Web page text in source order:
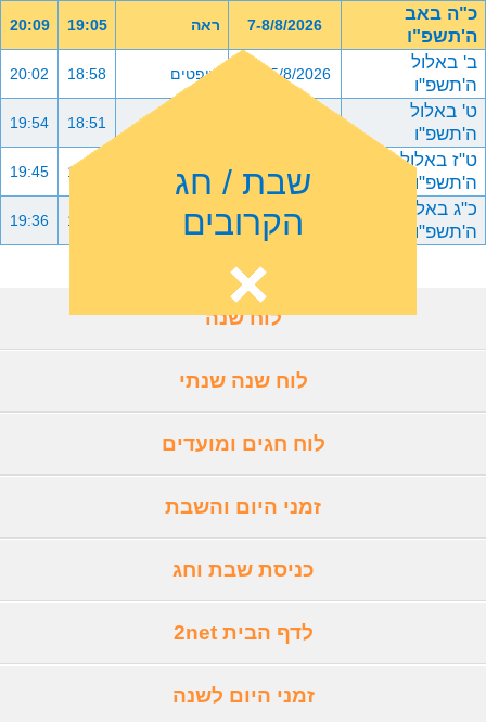
כ"ה באב
ה'תשפ"ו
7-8/8/2026 ראה 19:05
20:09
ב' באלול
ה'תשפ"ו
14-15/8/2026 שופטים 18:58
20:02
ט' באלול
ה'תשפ"ו
18:51
19:54
ט"ז באלול
ה'תשפ"ו
28-29/8/2026 כי תבוא 18:43
19:45
כ"ג באלול
ה'תשפ"ו
4-5/9/2026 ניצבים וילך 18:34
19:36
שבת / חג
הקרובים
לוח שנה
לוח שנה שנתי
לוח חגים ומועדים
זמני היום והשבת
כניסת שבת וחג
לדף הבית 2net
זמני היום לשנה